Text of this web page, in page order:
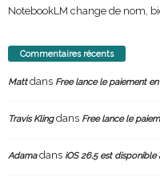
NotebookLM change de nom,
Commentaires récents
Mattdans Free lance le paiement
Travis Klingdans Free lance le
Adamadans iOS 26.5 est